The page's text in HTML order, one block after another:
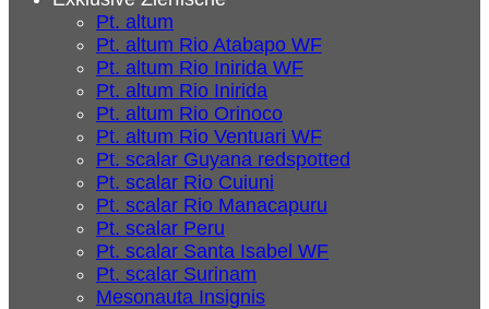
Pt. altum
Pt. altum Rio Atabapo WF
Pt. altum Rio Inirida WF
Pt. altum Rio Inirida
Pt. altum Rio Orinoco
Pt. altum Rio Ventuari WF
Pt. scalar Guyana redspotted
Pt. scalar Rio Cuiuni
Pt. scalar Rio Manacapuru
Pt. scalar Peru
Pt. scalar Santa Isabel WF
Pt. scalar Surinam
Mesonauta Insignis